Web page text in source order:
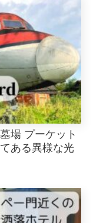
場 プーケット
ある異様な光